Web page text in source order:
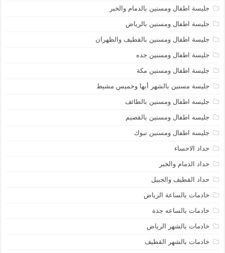
جليسة اطفال ومسنين بالدمام والخبر
جليسة اطفال ومسنين بالرياض
جليسة اطفال ومسنين بالقطيف والظهران
جليسة اطفال ومسنين جده
جليسة اطفال ومسنين مكة
جليسة مسنين بالشهر أبها وخميس مشيط
جليسه اطفال ومسنين بالطائف
جليسه اطفال ومسنين بالقصيم
جليسه اطفال ومسنين تبوك
حداد الاحساء
حداد الدمام والخبر
حداد القطيف والجبيل
خادمات بالساعة الرياض
خادمات بالساعه جدة
خادمات بالشهر الرياض
خادمات بالشهر القطيف